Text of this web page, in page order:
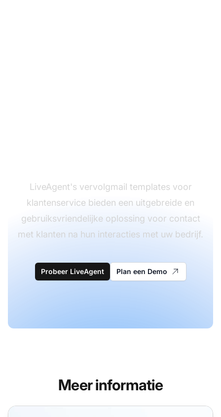
LiveAgent's vervolgmail templates voor
klantenservice bieden een uitgebreide en
gebruiksvriendelijke oplossing voor contact
met klanten na hun interacties met uw bedrijf.
Probeer LiveAgent Plan een Demo
Meer informatie
Klantenservice Templates